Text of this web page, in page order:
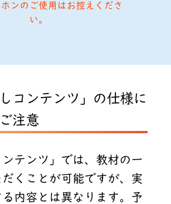
ンのご使用はお控えくださ
い。
しコンテンツ」の仕様に
注意
ンテンツ」では、教材の一
くことが可能ですが、実
内容とは異なります。予